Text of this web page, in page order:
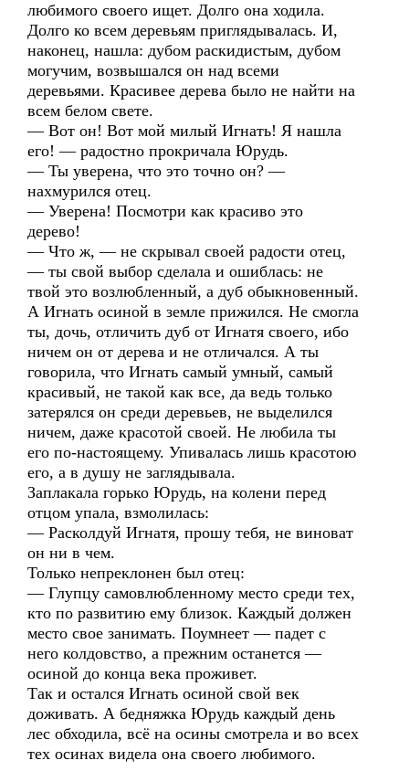
любимого своего ищет. Долго она ходила.
Долго ко всем деревьям приглядывалась. И,
наконец, нашла: дубом раскидистым, дубом
могучим, возвышался он над всеми
деревьями. Красивее дерева было не найти на
всем белом свете.
— Вот он! Вот мой милый Игнать! Я нашла
его! — радостно прокричала Юрудь.
— Ты уверена, что это точно он? —
нахмурился отец.
— Уверена! Посмотри как красиво это
дерево!
— Что ж, — не скрывал своей радости отец,
— ты свой выбор сделала и ошиблась: не
твой это возлюбленный, а дуб обыкновенный.
А Игнать осиной в земле прижился. Не смогла
ты, дочь, отличить дуб от Игнатя своего, ибо
ничем он от дерева и не отличался. А ты
говорила, что Игнать самый умный, самый
красивый, не такой как все, да ведь только
затерялся он среди деревьев, не выделился
ничем, даже красотой своей. Не любила ты
его по-настоящему. Упивалась лишь красотою
его, а в душу не заглядывала.
Заплакала горько Юрудь, на колени перед
отцом упала, взмолилась:
— Расколдуй Игнатя, прошу тебя, не виноват
он ни в чем.
Только непреклонен был отец:
— Глупцу самовлюбленному место среди тех,
кто по развитию ему близок. Каждый должен
место свое занимать. Поумнеет — падет с
него колдовство, а прежним останется —
осиной до конца века проживет.
Так и остался Игнать осиной свой век
доживать. А бедняжка Юрудь каждый день
лес обходила, всё на осины смотрела и во всех
тех осинах видела она своего любимого.